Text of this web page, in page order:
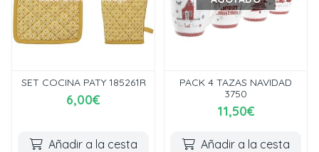
SET COCINA PATY 185261R
6,00€
Añadir a la cesta
PACK 4 TAZAS NAVIDAD
3750
11,50€
Añadir a la cesta